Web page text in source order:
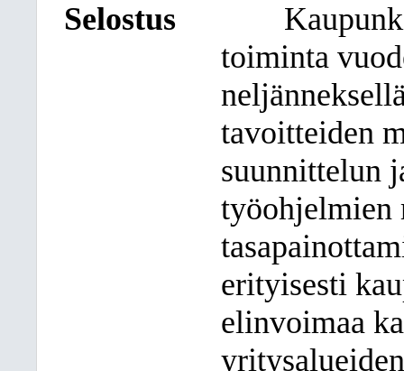
Selostus
toiminta
tavoitteiden
suunnittelun
työohjelmien
erityisesti
elinvoimaa